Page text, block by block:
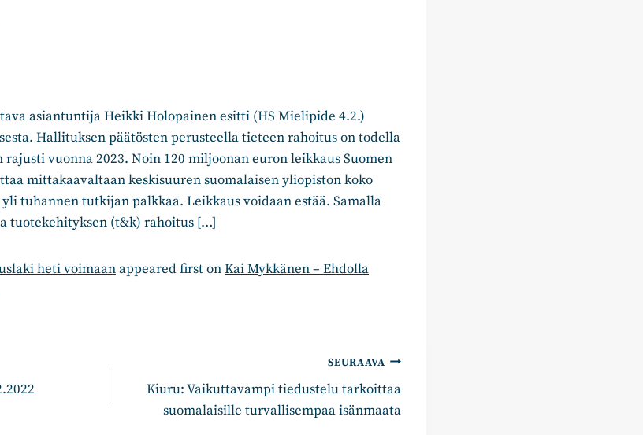
asiantuntija Heikki Holopainen esitti (HS Mielipide 4.2.)
Hallituksen päätösten perusteella tieteen rahoitus on todella
rajusti vuonna 2023. Noin 120 miljoonan euron leikkaus Suomen
mittakaavaltaan keskisuuren suomalaisen yliopiston koko
tuhannen tutkijan palkkaa. Leikkaus voidaan estää. Samalla
tuotekehityksen (t&k) rahoitus […]
heti voimaanappeared first onKai Mykkänen – Ehdolla
SEURAAVA
Kiuru: Vaikuttavampi tiedustelu tarkoittaa
suomalaisille turvallisempaa isänmaata